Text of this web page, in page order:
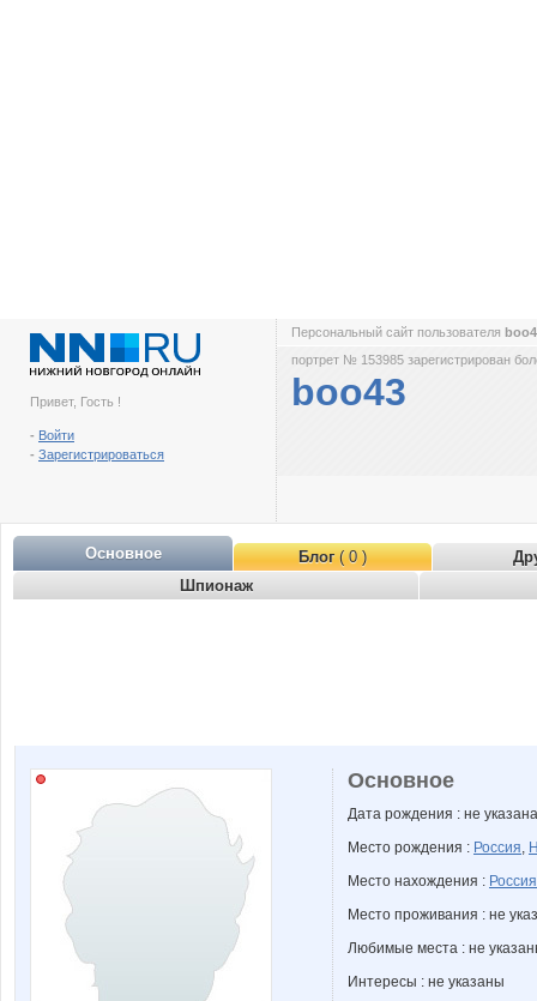
Привет, Гость !
- Войти
- Зарегистрироваться
Персональный сайт пользователя
портрет № 153985 зарегистрирован
boo43
Основное Блог( 0 )
Шпионаж
Основное
Дата рождения : не указана
Место рождения : Россия,
Место нахождения : Россия
Место проживания : не
Любимые места : не
Интересы : не указаны